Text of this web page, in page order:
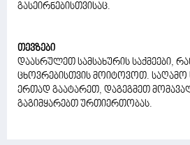
გასეირნებისთვისაც.
თევზები
დაასრულეთ სამსახურის საქმეები,
ცხოვრებისთვის მოიტოვოთ. საღამო
ერთად გაატარეთ, დაგეგმეთ
გაგიმყარებთ ურთიერთობას.